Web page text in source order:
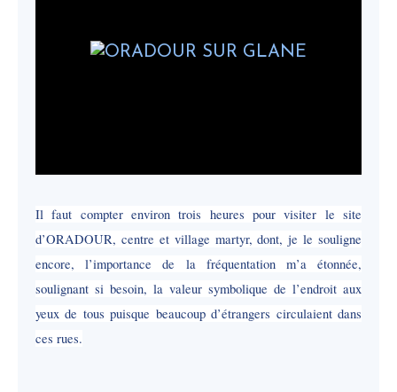
Il faut compter environ trois heures pour visiter le site
d’ORADOUR, centre et village martyr, dont, je le souligne
encore, l’importance de la fréquentation m’a étonnée,
soulignant si besoin, la valeur symbolique de l’endroit aux
yeux de tous puisque beaucoup d’étrangers circulaient dans
ces rues.